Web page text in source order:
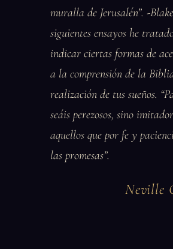
muralla de Jerusalén”. -
siguientes ensayos he
indicar ciertas formas de
a la comprensión de la
realización de tus sueños.
seáis perezosos, sino
aquellos que por fe y
las promesas”.
Neville